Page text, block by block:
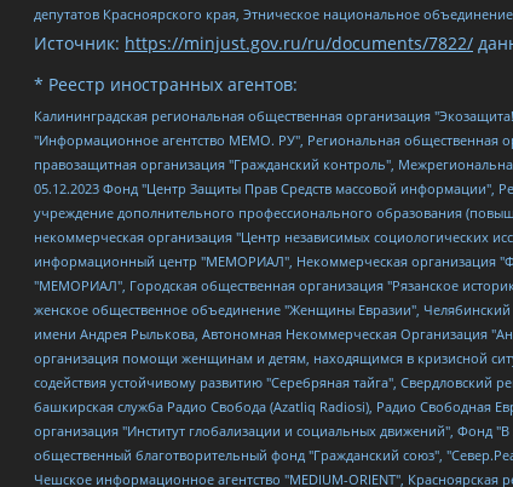
депутатов Красноярского края, Этническое национальное
Источник: https://minjust.gov.ru/ru/documents/7822/
* Реестр иностранных агентов:
Калининградская региональная общественная организация "Экозащита!-Женсовет", Фонд содействия защите прав и свобод граждан "Общественный вердикт", Фонд "Институт Развития Свободы Информации", Частное учреждение "Информационное агентство МЕМО. РУ", Региональная общественная организация "Общественная комиссия по сохранению наследия академика Сахарова", Фонд поддержки свободы прессы, Санкт-Петербургская общественная правозащитная организация "Гражданский контроль", Межрегиональная общественная организация "Информационно-просветительский центр "Мемориал", Региональный Фонд "Центр Защиты Прав Средств Массовой Информации", с 05.12.2023 Фонд "Центр Защиты Прав Средств массовой информации", Региональная общественная благотворительная организация помощи беженцам и мигрантам "Гражданское содействие", Негосударственное образовательное учреждение дополнительного профессионального образования (повышение квалификации) специалистов "АКАДЕМИЯ ПО ПРАВАМ ЧЕЛОВЕКА", Свердловская региональная общественная организация "Сутяжник", Автономная некоммерческая организация "Центр независимых социологических исследований", Союз общественных объединений "Российский исследовательский центр по правам человека", Региональное общественное учреждение научно-информационный центр "МЕМОРИАЛ", Некоммерческая организация "Фонд защиты гласности", Автономная некоммерческая организация "Институт прав человека", Городская общественная организация "Екатеринбургское общество "МЕМОРИАЛ", Городская общественная организация "Рязанское историко-просветительское и правозащитное общество "Мемориал" (Рязанский Мемориал), Челябинский региональный орган общественной самодеятельности – женское общественное объединение "Женщины Евразии", Челябинский региональный орган общественной самодеятельности "Уральская правозащитная группа", Фонд содействия защите здоровья и социальной справедливости имени Андрея Рылькова, Автономная Некоммерческая Организация "Аналитический Центр Юрия Левады", Автономная некоммерческая организация социальной поддержки населения "Проект Апрель", Региональная общественная организация помощи женщинам и детям, находящимся в кризисной ситуации "Информационно-методический центр "Анна", Фонд содействия развитию массовых коммуникаций и правовому просвещению "Так-так-Так", Фонд содействия устойчивому развитию "Серебряная тайга", Свердловский региональный общественный фонд социальных проектов "Новое время", "Idel.Реалии", Кавказ.Реалии, Крым.Реалии, Телеканал Настоящее Время, Татаро-башкирская служба Радио Свобода (Azatliq Radiosi), Радио Свободная Европа/Радио Свобода (PCE/PC), "Сибирь.Реалии", "Фактограф", Благотворительный фонд помощи осужденным и их семьям, Автономная некоммерческая организация "Институт глобализации и социальных движений", Фонд "В защиту прав заключенных", Частное учреждение "Центр поддержки и содействия развитию средств массовой информации", Пензенский региональный общественный благотворительный фонд "Гражданский союз", "Север.Реалии", Некоммерческая организация Фонд "Правовая инициатива", Общество с